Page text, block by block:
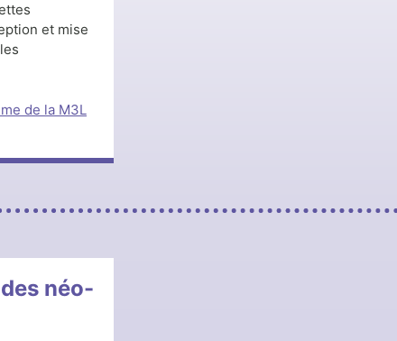
et mise
de la M3L
néo-